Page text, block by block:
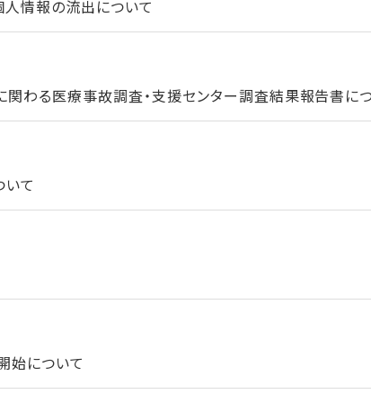
情報の流出について
わる医療事故調査・支援センター調査結果報告書に
て
始について